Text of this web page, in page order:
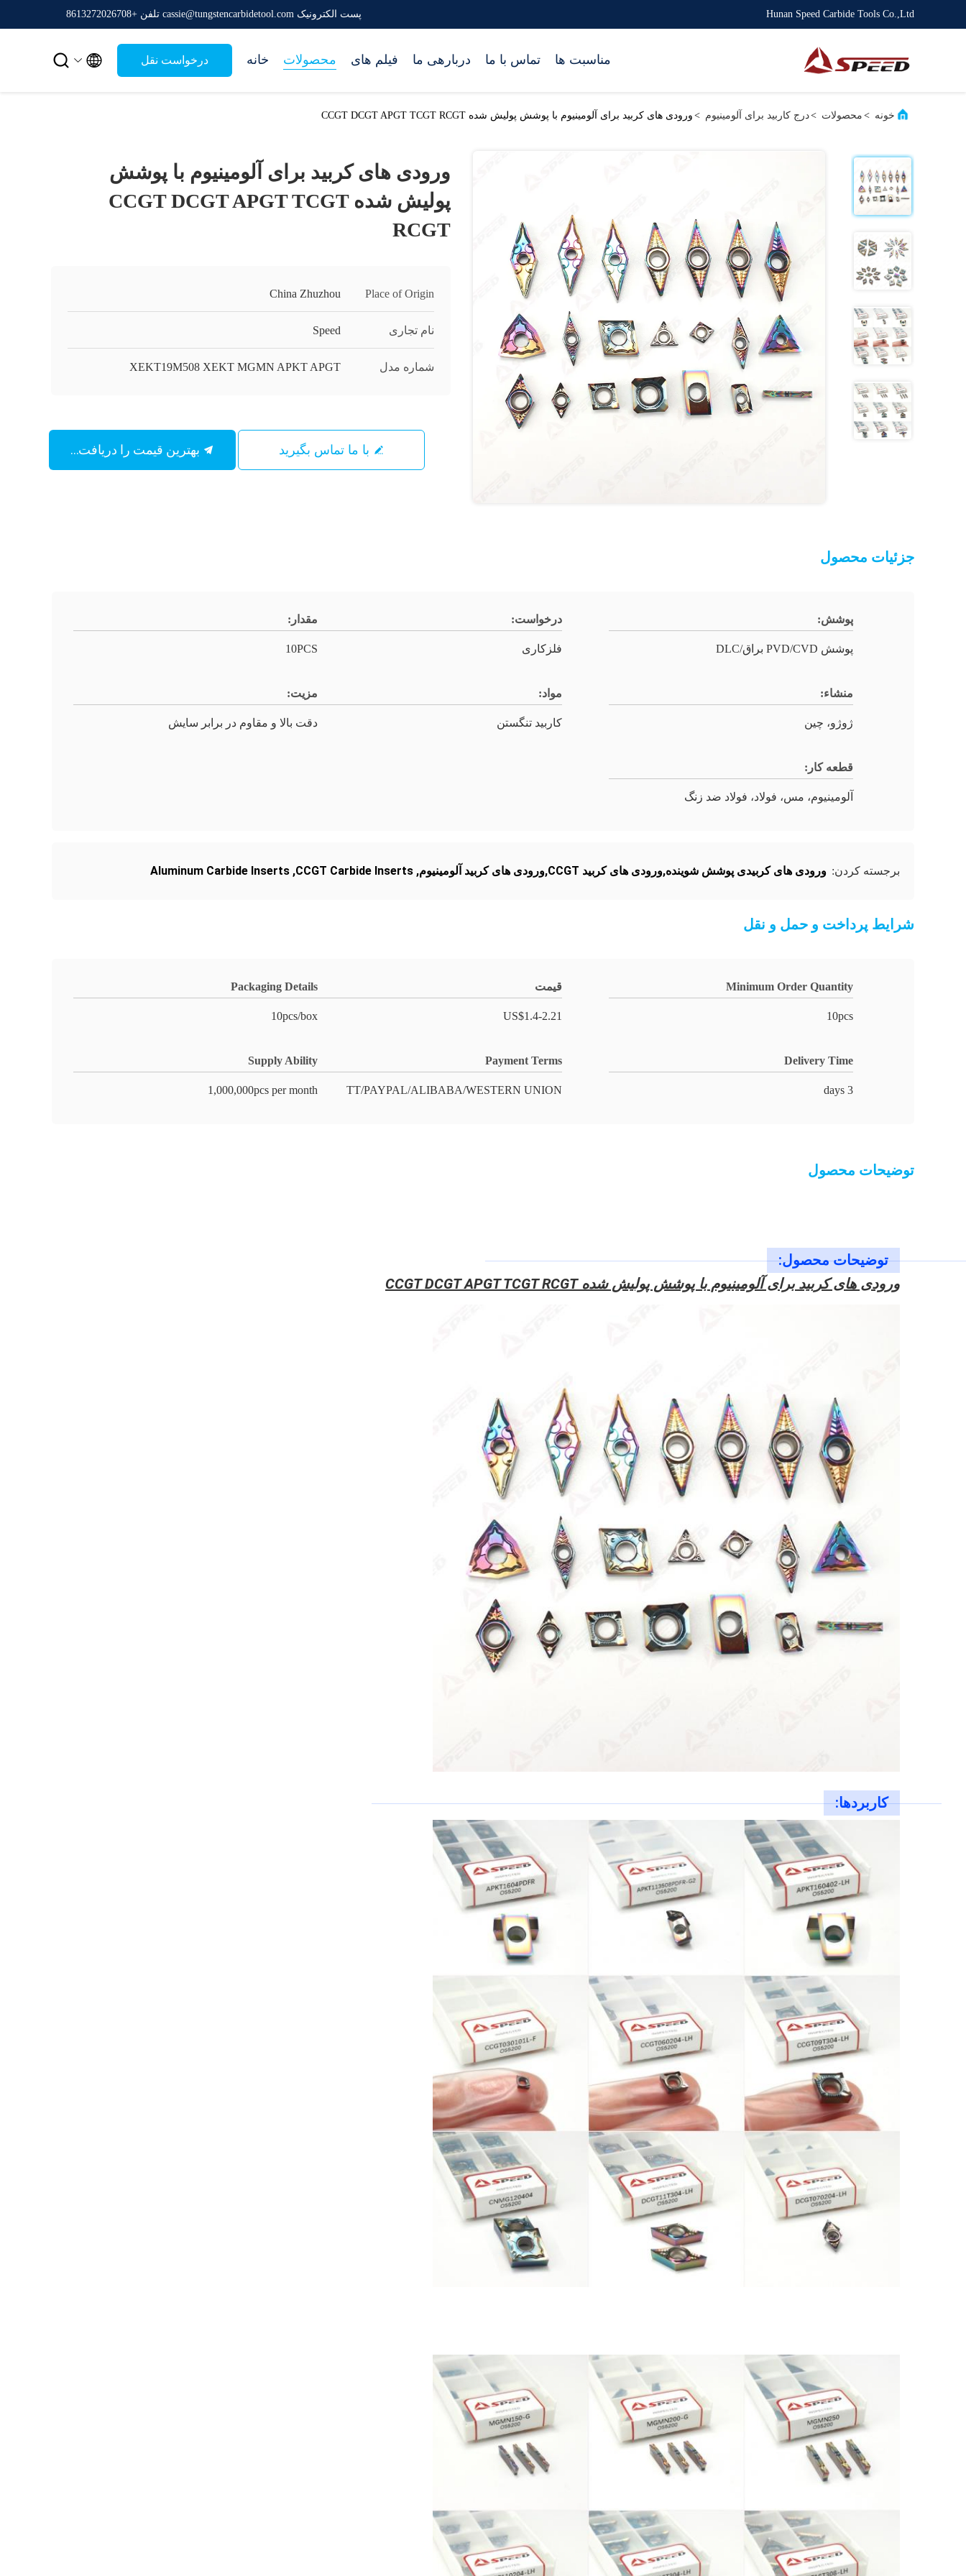
Hunan Speed Carbide Tools Co.,Ltd پست الکترونیک cassie@tungstencarbidetool.com تلفن +8613272026708
خانه محصولات فیلم های دربارهی ما تماس با ما مناسبت ها درخواست نقل 

خونه > محصولات >درج کاربید برای آلومینیوم > ورودی های کربید برای آلومینیوم با پوشش پولیش شده CCGT DCGT APGT TCGT RCGT
ورودی های کربید برای آلومینیوم با پوشش
پولیش شده CCGT DCGT APGT TCGT
RCGT
Place of Origin
China Zhuzhou
نام تجاری Speed
شماره مدل XEKT19M508 XEKT MGMN APKT APGT
با ما تماس بگیرید
جزئیات محصول
پوشش:
پوشش PVD/CVD براق/DLC
درخواست:
فلزکاری
مقدار:
10PCS
منشاء:
ژوژو، چین
مواد:
کاربید تنگستن
مزیت:
دقت بالا و مقاوم در برابر سایش
قطعه کار:
آلومینیوم، مس، فولاد، فولاد ضد زنگ
برجسته کردن: ورودی های کربیدی پوشش شوینده,ورودی های کربید CCGT,ورودی های کربید آلومینیوم ,
CCGT Carbide Inserts
,
Aluminum Carbide Inserts
شرایط پرداخت و حمل و نقل
Minimum Order Quantity
10pcs
قیمت
US$1.4-2.21
Packaging Details
10pcs/box
Delivery Time
3 days
Payment Terms
TT/PAYPAL/ALIBABA/WESTERN UNION
Supply Ability
1,000,000pcs per month
توضیحات محصول
توضیحات محصول:
ورودی های کربید برای آلومینیوم با پوشش پولیش شده CCGT DCGT APGT TCGT RCGT
کاربردها: